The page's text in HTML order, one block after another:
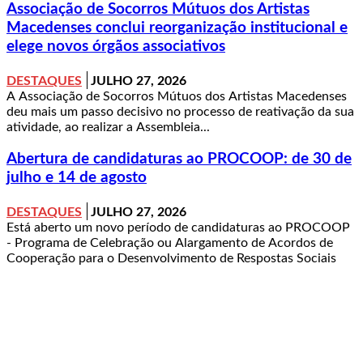
Associação de Socorros Mútuos dos Artistas
Macedenses conclui reorganização institucional e
elege novos órgãos associativos
DESTAQUES
JULHO 27, 2026
A Associação de Socorros Mútuos dos Artistas Macedenses
deu mais um passo decisivo no processo de reativação da sua
atividade, ao realizar a Assembleia...
Abertura de candidaturas ao PROCOOP: de 30 de
julho e 14 de agosto
DESTAQUES
JULHO 27, 2026
Está aberto um novo período de candidaturas ao PROCOOP
- Programa de Celebração ou Alargamento de Acordos de
Cooperação para o Desenvolvimento de Respostas Sociais